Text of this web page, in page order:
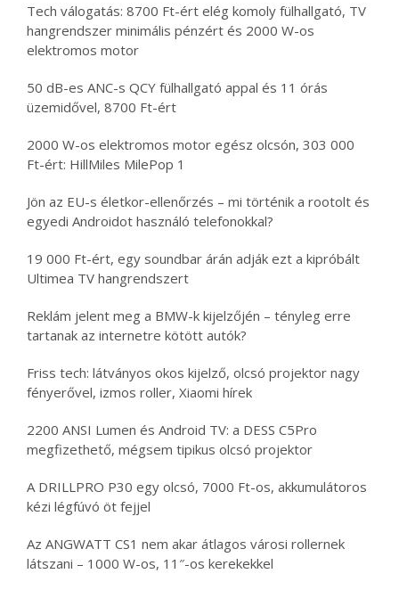
Tech válogatás: 8700 Ft-ért elég komoly fülhallgató, TV
hangrendszer minimális pénzért és 2000 W-os
elektromos motor
50 dB-es ANC-s QCY fülhallgató appal és 11 órás
üzemidővel, 8700 Ft-ért
2000 W-os elektromos motor egész olcsón, 303 000
Ft-ért: HillMiles MilePop 1
Jön az EU-s életkor-ellenőrzés – mi történik a rootolt és
egyedi Androidot használó telefonokkal?
19 000 Ft-ért, egy soundbar árán adják ezt a kipróbált
Ultimea TV hangrendszert
Reklám jelent meg a BMW-k kijelzőjén – tényleg erre
tartanak az internetre kötött autók?
Friss tech: látványos okos kijelző, olcsó projektor nagy
fényerővel, izmos roller, Xiaomi hírek
2200 ANSI Lumen és Android TV: a DESS C5Pro
megfizethető, mégsem tipikus olcsó projektor
A DRILLPRO P30 egy olcsó, 7000 Ft-os, akkumulátoros
kézi légfúvó öt fejjel
Az ANGWATT CS1 nem akar átlagos városi rollernek
látszani – 1000 W-os, 11″-os kerekekkel